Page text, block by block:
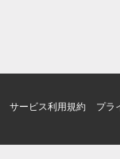
サービス利用規約 プラ